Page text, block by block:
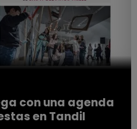
con una agenda
en Tandil